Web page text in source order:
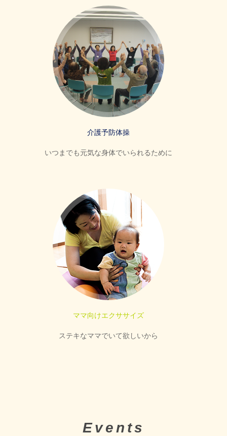
介護予防体操
いつまでも元気な身体でいられるために
ママ向けエクササイズ
ステキなママでいて欲しいから
Events